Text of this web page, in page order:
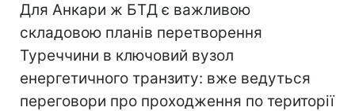
Для Анкари ж БТД є важливою
складовою планів перетворення
Туреччини в ключовий вузол
енергетичного транзиту: вже ведуться
переговори про проходження по території